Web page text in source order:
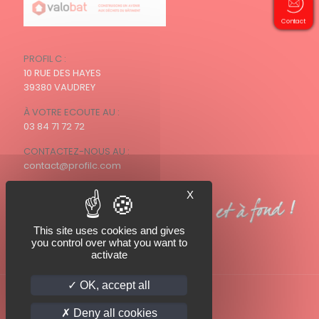
PROFIL C :
10 RUE DES HAYES
39380 VAUDREY
À VOTRE ECOUTE AU :
03 84 71 72 72
CONTACTEZ-NOUS AU :
contact@profilc.com
Contact
X
This site uses cookies and gives
you control over what you want to
activate
OK, accept all
Deny all cookies